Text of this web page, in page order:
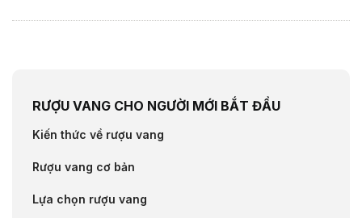
RƯỢU VANG CHO NGƯỜI MỚI BẮT ĐẦU
Kiến thức về rượu vang
Rượu vang cơ bản
Lựa chọn rượu vang